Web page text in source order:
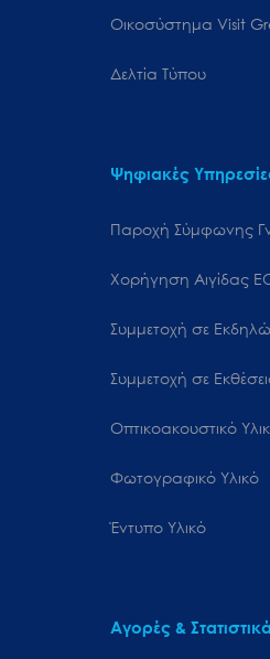
Oικοσύστημα Visit
Δελτία Τύπου
Ψηφιακές
Παροχή Σύμφωνης
Χορήγηση Αιγίδας
Συμμετοχή σε
Συμμετοχή σε
Οπτικοακουστικό
Φωτογραφικό Υλικό
Έντυπο Υλικό
Αγορές &